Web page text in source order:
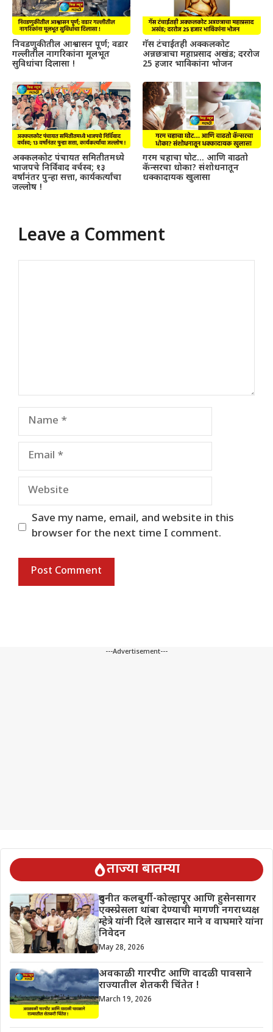
निवडणुकीतील आश्वासन पूर्ण; वडार
गल्लीतील नागरिकांना मूलभूत
सुविधांचा दिलासा !
गॅस टंचाईतही अक्कलकोट
अन्नछत्राचा महाप्रसाद अखंड; दररोज
25 हजार भाविकांना भोजन
अक्कलकोट पंचायत समितीतमध्ये
भाजपचे निर्विवाद वर्चस्व; १३
वर्षांनंतर पुन्हा सत्ता, कार्यकर्त्यांचा
जल्लोष !
गरम चहाचा घोट… आणि वाढतो
कॅन्सरचा धोका? संशोधनातून
धक्कादायक खुलासा
Leave a Comment
Name
Email
Website
Save my name, email, and website in this
browser for the next time I comment.
---Advertisement---
ताज्या बातम्या
दुधनीत कलबुर्गी-कोल्हापूर आणि हुसेनसागर
एक्स्प्रेसला थांबा देण्याची मागणी नगराध्यक्ष
म्हेत्रे यांनी दिले खासदार माने व वाघमारे यांना
निवेदन
May 28, 2026
अवकाळी गारपीट आणि वादळी पावसाने
राज्यातील शेतकरी चिंतेत !
March 19, 2026